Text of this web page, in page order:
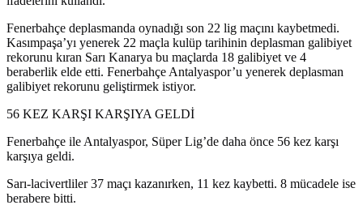
Fenerbahçe deplasmanda oynadığı son 22 lig maçını kaybetmedi.
Kasımpaşa’yı yenerek 22 maçla kulüp tarihinin deplasman galibiyet
rekorunu kıran Sarı Kanarya bu maçlarda 18 galibiyet ve 4
beraberlik elde etti. Fenerbahçe Antalyaspor’u yenerek deplasman
galibiyet rekorunu geliştirmek istiyor.
56 KEZ KARŞI KARŞIYA GELDİ
Fenerbahçe ile Antalyaspor, Süper Lig’de daha önce 56 kez karşı
karşıya geldi.
Sarı-lacivertliler 37 maçı kazanırken, 11 kez kaybetti. 8 mücadele ise
berabere bitti.